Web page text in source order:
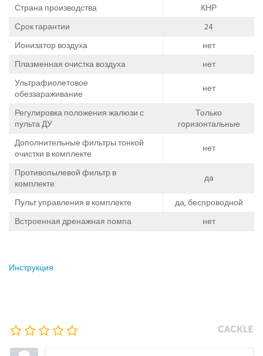
Страна производства
КНР
Срок гарантии
24
Ионизатор воздуха
нет
Плазменная очистка воздуха
нет
Ультрафиолетовое
обеззараживание
нет
Регулировка положения жалюзи с
пульта ДУ
Только
горизонтальные
Дополнительные фильтры тонкой
очистки в комплекте
нет
Противопылевой фильтр в
комплекте
да
Пульт управления в комплекте
да, беспроводной
Встроенная дренажная помпа
нет
Инструкция